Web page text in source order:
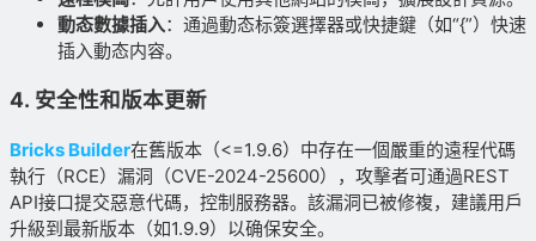
動态數據插入：通過動态标簽選擇器或快捷鍵（如“{”）快速
插入動态内容。
4. 安全性和版本更新
Bricks Builder在舊版本（<=1.9.6）中存在一個嚴重的遠程代碼
執行（RCE）漏洞（CVE-2024-25600），攻擊者可通過REST
API接口提交惡意代碼，控制服務器。該漏洞已被修複，建議用戶
升級到最新版本（如1.9.9）以确保安全。